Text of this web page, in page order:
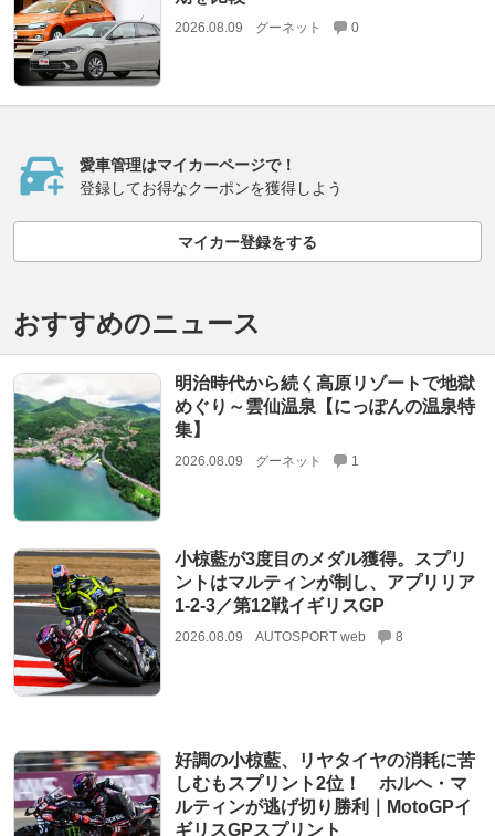
2026.08.09 グーネット 0
愛車管理はマイカーページで！
登録してお得なクーポンを獲得しよう
マイカー登録をする
おすすめのニュース
明治時代から続く高原リゾートで地獄
めぐり～雲仙温泉【にっぽんの温泉特
集】
2026.08.09 グーネット 1
小椋藍が3度目のメダル獲得。スプリ
ントはマルティンが制し、アプリリア
1-2-3／第12戦イギリスGP
2026.08.09 AUTOSPORT web 8
好調の小椋藍、リヤタイヤの消耗に苦
しむもスプリント2位！ ホルヘ・マ
ルティンが逃げ切り勝利｜MotoGPイ
ギリスGPスプリント